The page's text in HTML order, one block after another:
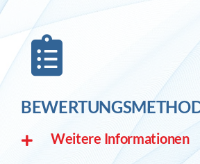
Weitere Informationen